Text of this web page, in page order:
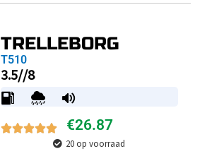
TRELLEBORG
T510
3.5//8
€26.87
20 op voorraad